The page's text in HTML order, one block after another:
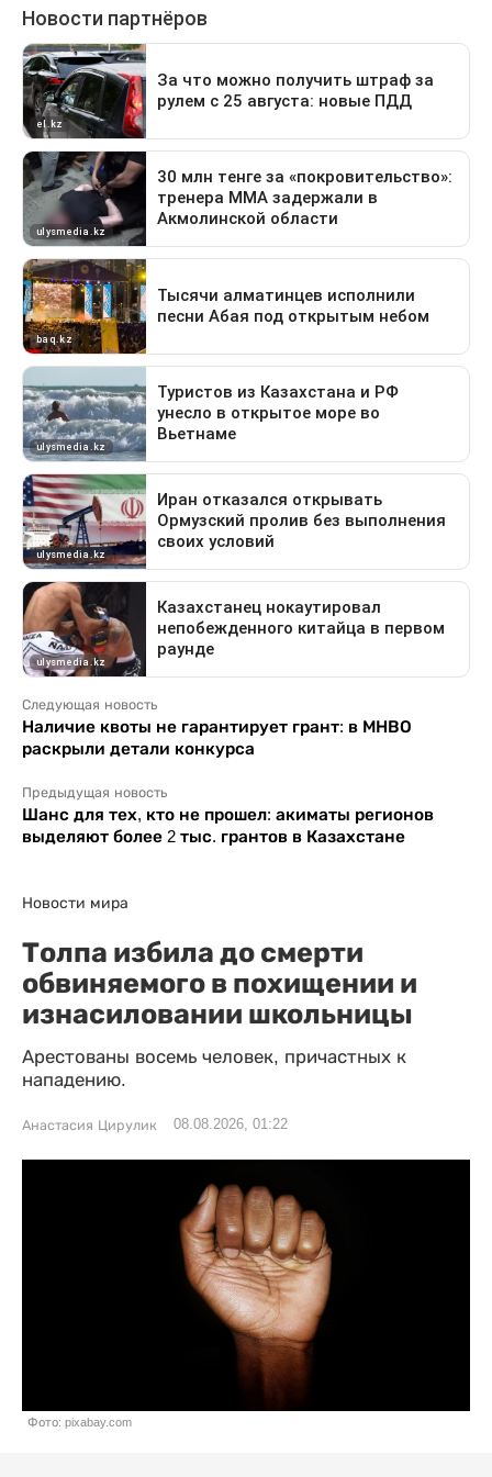
Следующая новость
Наличие квоты не гарантирует грант: в МНВО
раскрыли детали конкурса
Предыдущая новость
Шанс для тех, кто не прошел: акиматы регионов
выделяют более 2 тыс. грантов в Казахстане
Новости мира
Толпа избила до смерти
обвиняемого в похищении и
изнасиловании школьницы
Арестованы восемь человек, причастных к
нападению.
Анастасия Цирулик 08.08.2026, 01:22
Фото: pixabay.com